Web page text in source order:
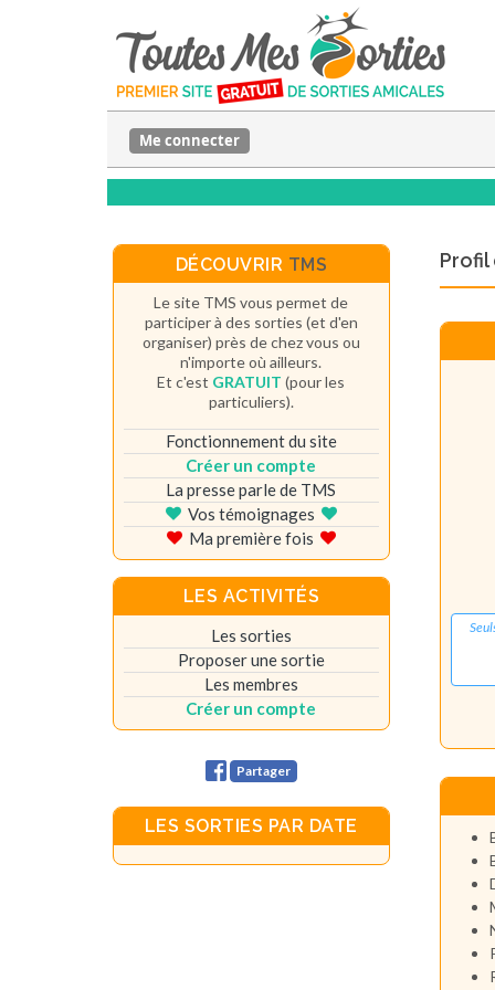
Me connecter
DÉCOUVRIR TMS
Le site TMS vous permet de
participer à des sorties (et d'en
organiser) près de chez vous ou
n'importe où ailleurs.
Et c'est GRATUIT (pour les
particuliers).
Fonctionnement du site
Créer un compte
La presse parle de TMS
Vos témoignages
Ma première fois
LES ACTIVITÉS
Les sorties
Proposer une sortie
Les membres
Créer un compte
Partager
LES SORTIES PAR DATE